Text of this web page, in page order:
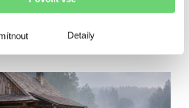
Detaily
ČLÁNKY